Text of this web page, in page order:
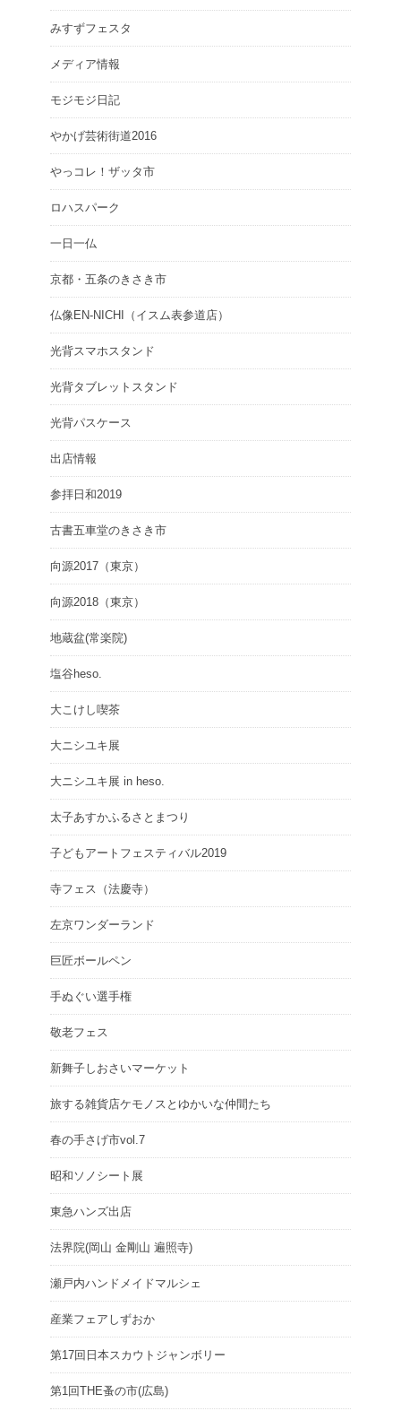
みすずフェスタ
メディア情報
モジモジ日記
やかげ芸術街道2016
やっコレ！ザッタ市
ロハスパーク
一日一仏
京都・五条のきさき市
仏像EN-NICHI（イスム表参道店）
光背スマホスタンド
光背タブレットスタンド
光背パスケース
出店情報
参拝日和2019
古書五車堂のきさき市
向源2017（東京）
向源2018（東京）
地蔵盆(常楽院)
塩谷heso.
大こけし喫茶
大ニシユキ展
大ニシユキ展 in heso.
太子あすかふるさとまつり
子どもアートフェスティバル2019
寺フェス（法慶寺）
左京ワンダーランド
巨匠ボールペン
手ぬぐい選手権
敬老フェス
新舞子しおさいマーケット
旅する雑貨店ケモノスとゆかいな仲間たち
春の手さげ市vol.7
昭和ソノシート展
東急ハンズ出店
法界院(岡山 金剛山 遍照寺)
瀬戸内ハンドメイドマルシェ
産業フェアしずおか
第17回日本スカウトジャンボリー
第1回THE蚤の市(広島)